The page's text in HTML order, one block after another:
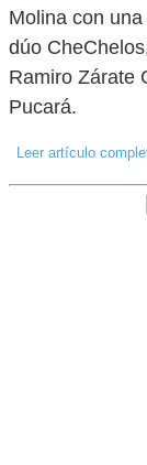
Molina con
dúo
Ramiro Zárate
Pucará.
Leer artículo